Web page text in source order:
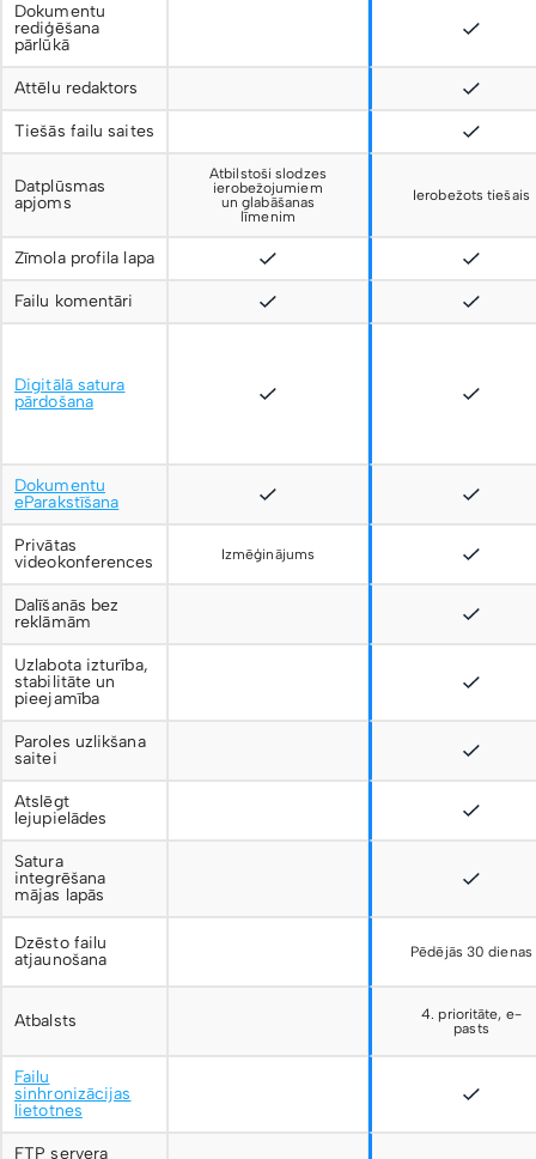
Dokumentu
rediģēšana
pārlūkā
Attēlu redaktors
Tiešās failu saites
Datplūsmas
apjoms
Atbilstoši slodzes
ierobežojumiem
un glabāšanas
līmenim
Ierobežots tiešais
Zīmola profila lapa
Failu komentāri
Digitālā satura
pārdošana
Dokumentu
eParakstīšana
Privātas
videokonferences
Izmēģinājums
Dalīšanās bez
reklāmām
Uzlabota izturība,
stabilitāte un
pieejamība
Paroles uzlikšana
saitei
Atslēgt
lejupielādes
Satura
integrēšana
mājas lapās
Dzēsto failu
atjaunošana
Pēdējās 30 dienas
Atbalsts
4. prioritāte, e-
pasts
Failu
sinhronizācijas
lietotnes
FTP servera